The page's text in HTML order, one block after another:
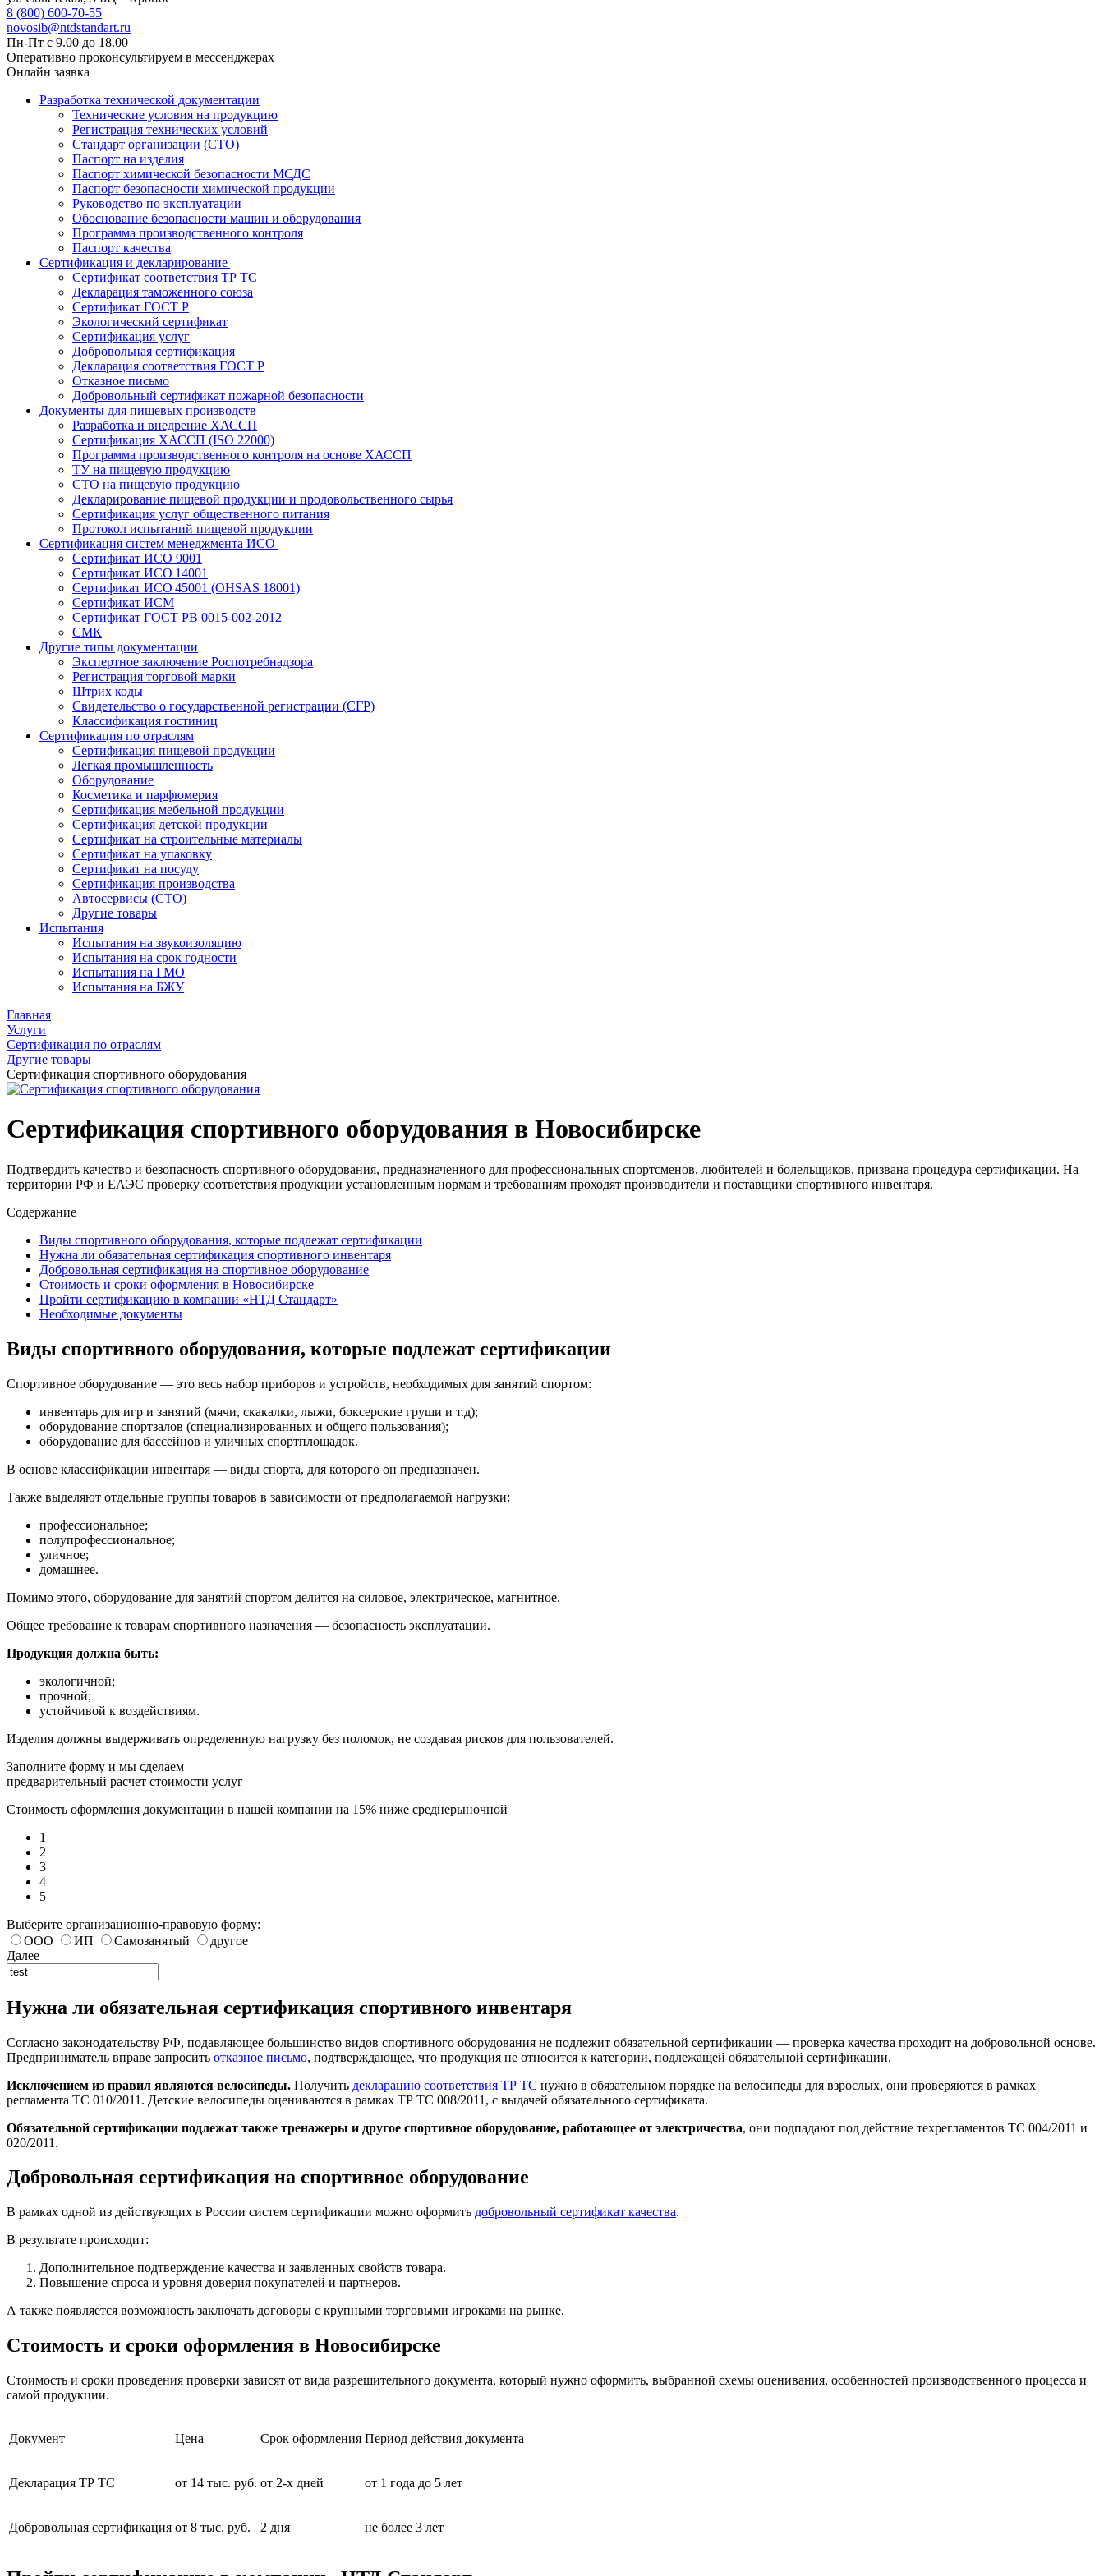
8 (800) 600-70-55
novosib@ntdstandart.ru
Пн-Пт с 9.00 до 18.00
Оперативно проконсультируем в мессенджерах
Онлайн заявка
Разработка технической документации
Технические условия на продукцию
Регистрация технических условий
Стандарт организации (СТО)
Паспорт на изделия
Паспорт химической безопасности МСДС
Паспорт безопасности химической продукции
Руководство по эксплуатации
Обоснование безопасности машин и оборудования
Программа производственного контроля
Паспорт качества
Сертификация и декларирование
Сертификат соответствия ТР ТС
Декларация таможенного союза
Сертификат ГОСТ Р
Экологический сертификат
Сертификация услуг
Добровольная сертификация
Декларация соответствия ГОСТ Р
Отказное письмо
Добровольный сертификат пожарной безопасности
Документы для пищевых производств
Разработка и внедрение ХАССП
Сертификация ХАССП (ISO 22000)
Программа производственного контроля на основе ХАССП
ТУ на пищевую продукцию
СТО на пищевую продукцию
Декларирование пищевой продукции и продовольственного сырья
Сертификация услуг общественного питания
Протокол испытаний пищевой продукции
Сертификация систем менеджмента ИСО
Сертификат ИСО 9001
Сертификат ИСО 14001
Сертификат ИСО 45001 (OHSAS 18001)
Сертификат ИСМ
Сертификат ГОСТ РВ 0015-002-2012
СМК
Другие типы документации
Экспертное заключение Роспотребнадзора
Регистрация торговой марки
Штрих коды
Свидетельство о государственной регистрации (СГР)
Классификация гостиниц
Сертификация по отраслям
Сертификация пищевой продукции
Легкая промышленность
Оборудование
Косметика и парфюмерия
Сертификация мебельной продукции
Сертификация детской продукции
Сертификат на строительные материалы
Сертификат на упаковку
Сертификат на посуду
Сертификация производства
Автосервисы (СТО)
Другие товары
Испытания
Испытания на звукоизоляцию
Испытания на срок годности
Испытания на ГМО
Испытания на БЖУ
Главная
Услуги
Сертификация по отраслям
Другие товары
Сертификация спортивного оборудования
Сертификация спортивного оборудования в Новосибирске
Подтвердить качество и безопасность спортивного оборудования, предназначенного для профессиональных спортсменов, любителей и болельщиков, призвана процедура сертификации. На
территории РФ и ЕАЭС проверку соответствия продукции установленным нормам и требованиям проходят производители и поставщики спортивного инвентаря.
Содержание
Виды спортивного оборудования, которые подлежат сертификации
Нужна ли обязательная сертификация спортивного инвентаря
Добровольная сертификация на спортивное оборудование
Стоимость и сроки оформления в Новосибирске
Пройти сертификацию в компании «НТД Стандарт»
Необходимые документы
Виды спортивного оборудования, которые подлежат сертификации
Спортивное оборудование — это весь набор приборов и устройств, необходимых для занятий спортом:
инвентарь для игр и занятий (мячи, скакалки, лыжи, боксерские груши и т.д);
оборудование спортзалов (специализированных и общего пользования);
оборудование для бассейнов и уличных спортплощадок.
В основе классификации инвентаря — виды спорта, для которого он предназначен.
Также выделяют отдельные группы товаров в зависимости от предполагаемой нагрузки:
профессиональное;
полупрофессиональное;
уличное;
домашнее.
Помимо этого, оборудование для занятий спортом делится на силовое, электрическое, магнитное.
Общее требование к товарам спортивного назначения — безопасность эксплуатации.
Продукция должна быть:
экологичной;
прочной;
устойчивой к воздействиям.
Изделия должны выдерживать определенную нагрузку без поломок, не создавая рисков для пользователей.
Заполните форму и мы сделаем
предварительный расчет стоимости услуг
Стоимость оформления документации в нашей компании на 15% ниже среднерыночной
1
2
3
4
5
Выберите организационно-правовую форму:
ООО
ИП Самозанятый
другое
Далее
Нужна ли обязательная сертификация спортивного инвентаря
Согласно законодательству РФ, подавляющее большинство видов спортивного оборудования не подлежит обязательной сертификации — проверка качества проходит на добровольной основе.
Предприниматель вправе запросить отказное письмо, подтверждающее, что продукция не относится к категории, подлежащей обязательной сертификации.
Исключением из правил являются велосипеды. Получить декларацию соответствия ТР ТС нужно в обязательном порядке на велосипеды для взрослых, они проверяются в рамках
регламента ТС 010/2011. Детские велосипеды оцениваются в рамках ТР ТС 008/2011, с выдачей обязательного сертификата.
Обязательной сертификации подлежат также тренажеры и другое спортивное оборудование, работающее от электричества, они подпадают под действие техрегламентов ТС 004/2011 и
020/2011.
Добровольная сертификация на спортивное оборудование
В рамках одной из действующих в России систем сертификации можно оформить добровольный сертификат качества.
В результате происходит:
Дополнительное подтверждение качества и заявленных свойств товара.
Повышение спроса и уровня доверия покупателей и партнеров.
А также появляется возможность заключать договоры с крупными торговыми игроками на рынке.
Стоимость и сроки оформления в Новосибирске
Стоимость и сроки проведения проверки зависят от вида разрешительного документа, который нужно оформить, выбранной схемы оценивания, особенностей производственного процесса и
самой продукции.
Документ Цена Срок оформления Период действия документа
Декларация ТР ТС от 14 тыс. руб. от 2-х дней от 1 года до 5 лет
Добровольная сертификация от 8 тыс. руб. 2 дня не более 3 лет